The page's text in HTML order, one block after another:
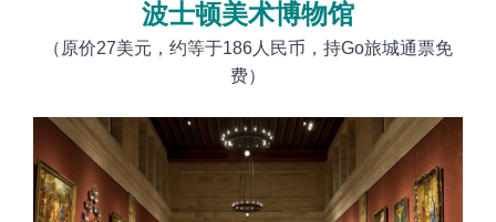
波士顿美术博物馆
（原价27美元 ，约等于186 人民币，持Go旅城通票免
费）